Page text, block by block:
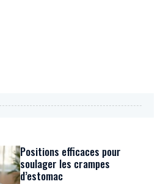
Positions efficaces pour
soulager les crampes
d’estomac